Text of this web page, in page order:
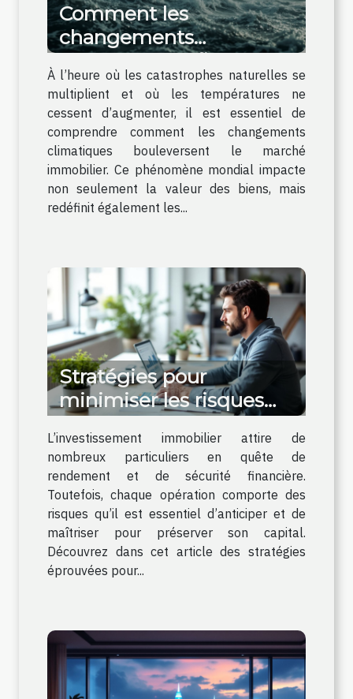
Comment les
changements
climatiques influencent
le marché immobilier ?
À l’heure où les catastrophes naturelles se
multiplient et où les températures ne
cessent d’augmenter, il est essentiel de
comprendre comment les changements
climatiques bouleversent le marché
immobilier. Ce phénomène mondial impacte
non seulement la valeur des biens, mais
redéfinit également les...
Stratégies pour
minimiser les risques
lors d'investissements
immobiliers
L’investissement immobilier attire de
nombreux particuliers en quête de
rendement et de sécurité financière.
Toutefois, chaque opération comporte des
risques qu’il est essentiel d’anticiper et de
maîtriser pour préserver son capital.
Découvrez dans cet article des stratégies
éprouvées pour...